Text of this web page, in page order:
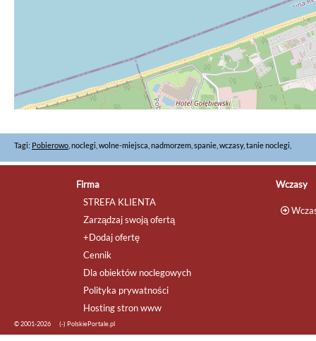
Tagi: Pobierowo , noclegi, wolne-miejsca, nadmorzem, spanie, wczasy, tanie noclegi,
Firma
STREFA KLIENTA
Zarządzaj swoją ofertą
+Dodaj ofertę
Cennik
Dla obiektów noclegowych
Polityka prywatności
Hosting stron www
Wczasy
© 2001-2026 (-) PolskiePortale.pl